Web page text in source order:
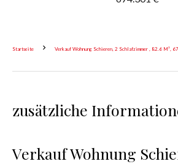
Startseite Verkauf Wohnung Schieren, 2 Schlafzimmer , 82.6 M²,
zusätzliche
Verkauf Wohnung